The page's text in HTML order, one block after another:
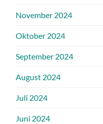
November 2024
Oktober 2024
September 2024
August 2024
Juli 2024
Juni 2024